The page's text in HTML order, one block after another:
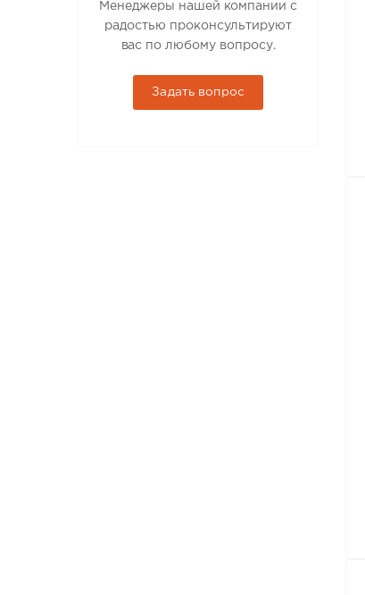
Менеджеры нашей компании с
радостью проконсультируют
вас по любому вопросу.
Задать вопрос